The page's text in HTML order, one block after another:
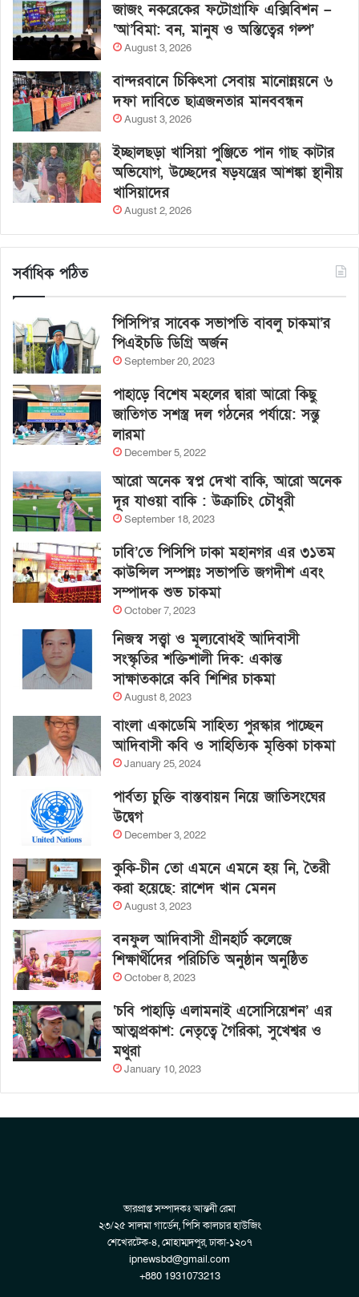
জাজং নকরেকের ফটোগ্রাফি এক্সিবিশন –
‘আ’বিমা: বন, মানুষ ও অস্তিত্বের গল্প’
August 3, 2026
বান্দরবানে চিকিৎসা সেবায় মানোন্নয়নে ৬
দফা দাবিতে ছাত্রজনতার মানববন্ধন
August 3, 2026
ইচ্ছালছড়া খাসিয়া পুঞ্জিতে পান গাছ কাটার
অভিযোগ, উচ্ছেদের ষড়যন্ত্রের আশঙ্কা স্থানীয়
খাসিয়াদের
August 2, 2026
সর্বাধিক পঠিত
পিসিপি’র সাবেক সভাপতি বাবলু চাকমা’র
পিএইচডি ডিগ্রি অর্জন
September 20, 2023
পাহাড়ে বিশেষ মহলের দ্বারা আরো কিছু
জাতিগত সশস্ত্র দল গঠনের পর্যায়ে: সন্তু
লারমা
December 5, 2022
আরো অনেক স্বপ্ন দেখা বাকি, আরো অনেক
দূর যাওয়া বাকি : উক্রাচিং চৌধুরী
September 18, 2023
ঢাবি’তে পিসিপি ঢাকা মহানগর এর ৩১তম
কাউন্সিল সম্পন্নঃ সভাপতি জগদীশ এবং
সম্পাদক শুভ চাকমা
October 7, 2023
নিজস্ব সত্ত্বা ও মূল্যবোধই আদিবাসী
সংস্কৃতির শক্তিশালী দিক: একান্ত
সাক্ষাতকারে কবি শিশির চাকমা
August 8, 2023
বাংলা একাডেমি সাহিত্য পুরস্কার পাচ্ছেন
আদিবাসী কবি ও সাহিত্যিক মৃত্তিকা চাকমা
January 25, 2024
পার্বত্য চুক্তি বাস্তবায়ন নিয়ে জাতিসংঘের
উদ্বেগ
December 3, 2022
কুকি-চীন তো এমনে এমনে হয় নি, তৈরী
করা হয়েছে: রাশেদ খান মেনন
August 3, 2023
বনফুল আদিবাসী গ্রীনহার্ট কলেজে
শিক্ষার্থীদের পরিচিতি অনুষ্ঠান অনুষ্ঠিত
October 8, 2023
‘চবি পাহাড়ি এলামনাই এসোসিয়েশন’ এর
আত্মপ্রকাশ: নেতৃত্বে গৈরিকা, সুখেশ্বর ও
মথুরা
January 10, 2023
ভারপ্রাপ্ত সম্পাদকঃ আন্তনী রেমা
২৩/২৫ সালমা গার্ডেন, পিসি কালচার হাউজিং
শেখেরটেক-৪, মোহাম্মদপুর, ঢাকা-১২০৭
ipnewsbd@gmail.com
+880 1931073213